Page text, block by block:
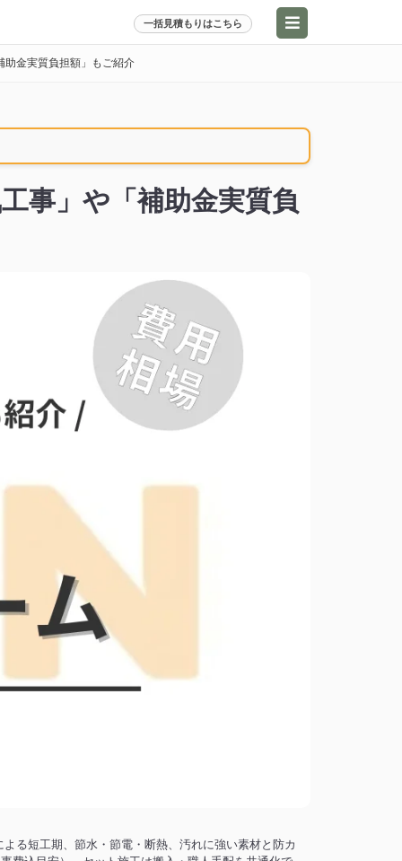
一括見積もりはこちら
助金実質負担額」もご紹介
事」や「補助金実質負
る短工期、節水・節電・断熱、汚れに強い素材と防カ